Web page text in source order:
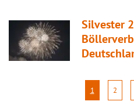
Silvester
1 2